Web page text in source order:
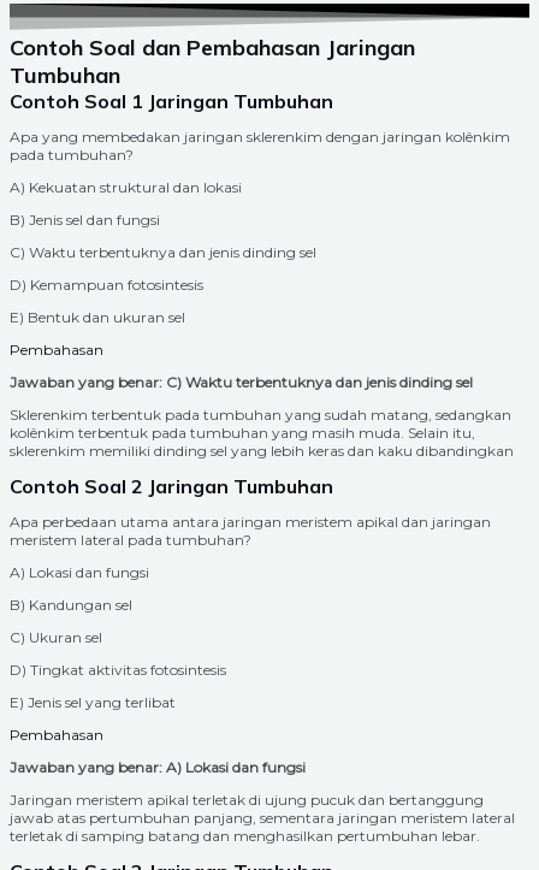
Contoh Soal dan Pembahasan Jaringan
Tumbuhan
Contoh Soal 1 Jaringan Tumbuhan
Apa yang membedakan jaringan sklerenkim dengan jaringan kolênkim
pada tumbuhan?
A) Kekuatan struktural dan lokasi
B) Jenis sel dan fungsi
C) Waktu terbentuknya dan jenis dinding sel
D) Kemampuan fotosintesis
E) Bentuk dan ukuran sel
Pembahasan
Jawaban yang benar: C) Waktu terbentuknya dan jenis dinding sel
Sklerenkim terbentuk pada tumbuhan yang sudah matang, sedangkan
kolênkim terbentuk pada tumbuhan yang masih muda. Selain itu,
sklerenkim memiliki dinding sel yang lebih keras dan kaku dibandingkan
Contoh Soal 2 Jaringan Tumbuhan
Apa perbedaan utama antara jaringan meristem apikal dan jaringan
meristem lateral pada tumbuhan?
A) Lokasi dan fungsi
B) Kandungan sel
C) Ukuran sel
D) Tingkat aktivitas fotosintesis
E) Jenis sel yang terlibat
Pembahasan
Jawaban yang benar: A) Lokasi dan fungsi
Jaringan meristem apikal terletak di ujung pucuk dan bertanggung
jawab atas pertumbuhan panjang, sementara jaringan meristem lateral
terletak di samping batang dan menghasilkan pertumbuhan lebar.